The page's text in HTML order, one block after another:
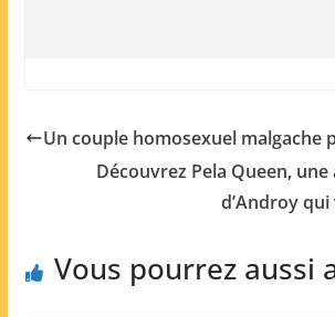
Un couple homosexuel malgache
Découvrez Pela Queen, une
d’Androy
Vous pourrez aussi